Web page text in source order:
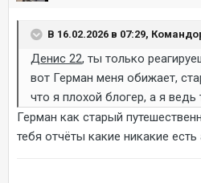
В 16.02.2026 в 07:29,
Денис 22, ты только
вот Герман меня обижает,
что я плохой блогер, а я ведь
Герман как старый
тебя отчёты какие никакие есть